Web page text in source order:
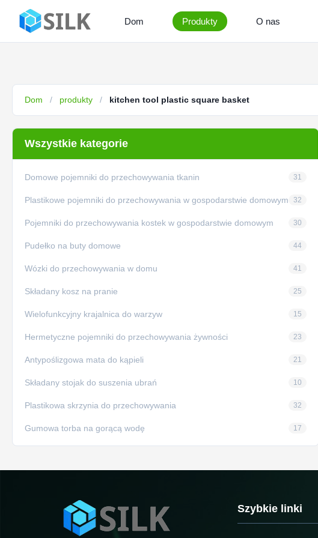
Dom Produkty O nas
Dom / produkty / kitchen tool plastic square basket
Wszystkie kategorie
Domowe pojemniki do przechowywania tkanin 31
Plastikowe pojemniki do przechowywania w gospodarstwie domowym 32
Pojemniki do przechowywania kostek w gospodarstwie domowym 30
Pudełko na buty domowe 44
Wózki do przechowywania w domu 41
Składany kosz na pranie 25
Wielofunkcyjny krajalnica do warzyw 15
Hermetyczne pojemniki do przechowywania żywności 23
Antypoślizgowa mata do kąpieli 21
Składany stojak do suszenia ubrań 10
Plastikowa skrzynia do przechowywania 32
Gumowa torba na gorącą wodę 17
Szybkie linki